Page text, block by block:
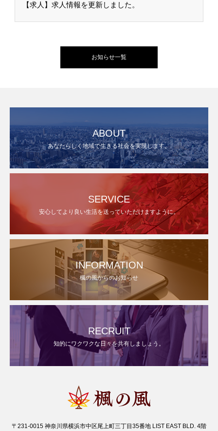
【求人】求人情報を更新しました。
お知らせ一覧
ABOUT
あなたらしく地域で生きる社会を実現します。
SERVICE
安心してより良い生活を送っていただけますように。
INFORMATION
楓の風からのお知らせ
RECRUIT
知的にワクワクな日々を共有しましょう。
〒231-0015 神奈川県横浜市中区尾上町三丁目35番地 LIST EAST BLD. 4階